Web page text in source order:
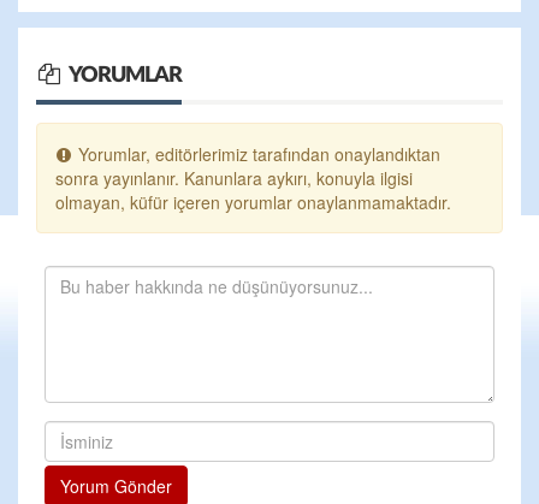
YORUMLAR
Yorumlar, editörlerimiz tarafından onaylandıktan
sonra yayınlanır. Kanunlara aykırı, konuyla ilgisi
olmayan, küfür içeren yorumlar onaylanmamaktadır.
Yorum Gönder